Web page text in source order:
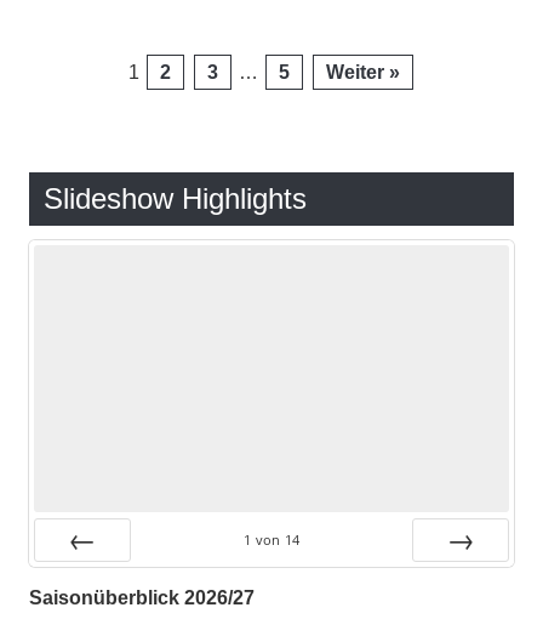
Seitennummerierung
1 2 3 … 5 Weiter »
Slideshow Highlights
1 von 14
Saisonüberblick 2026/27